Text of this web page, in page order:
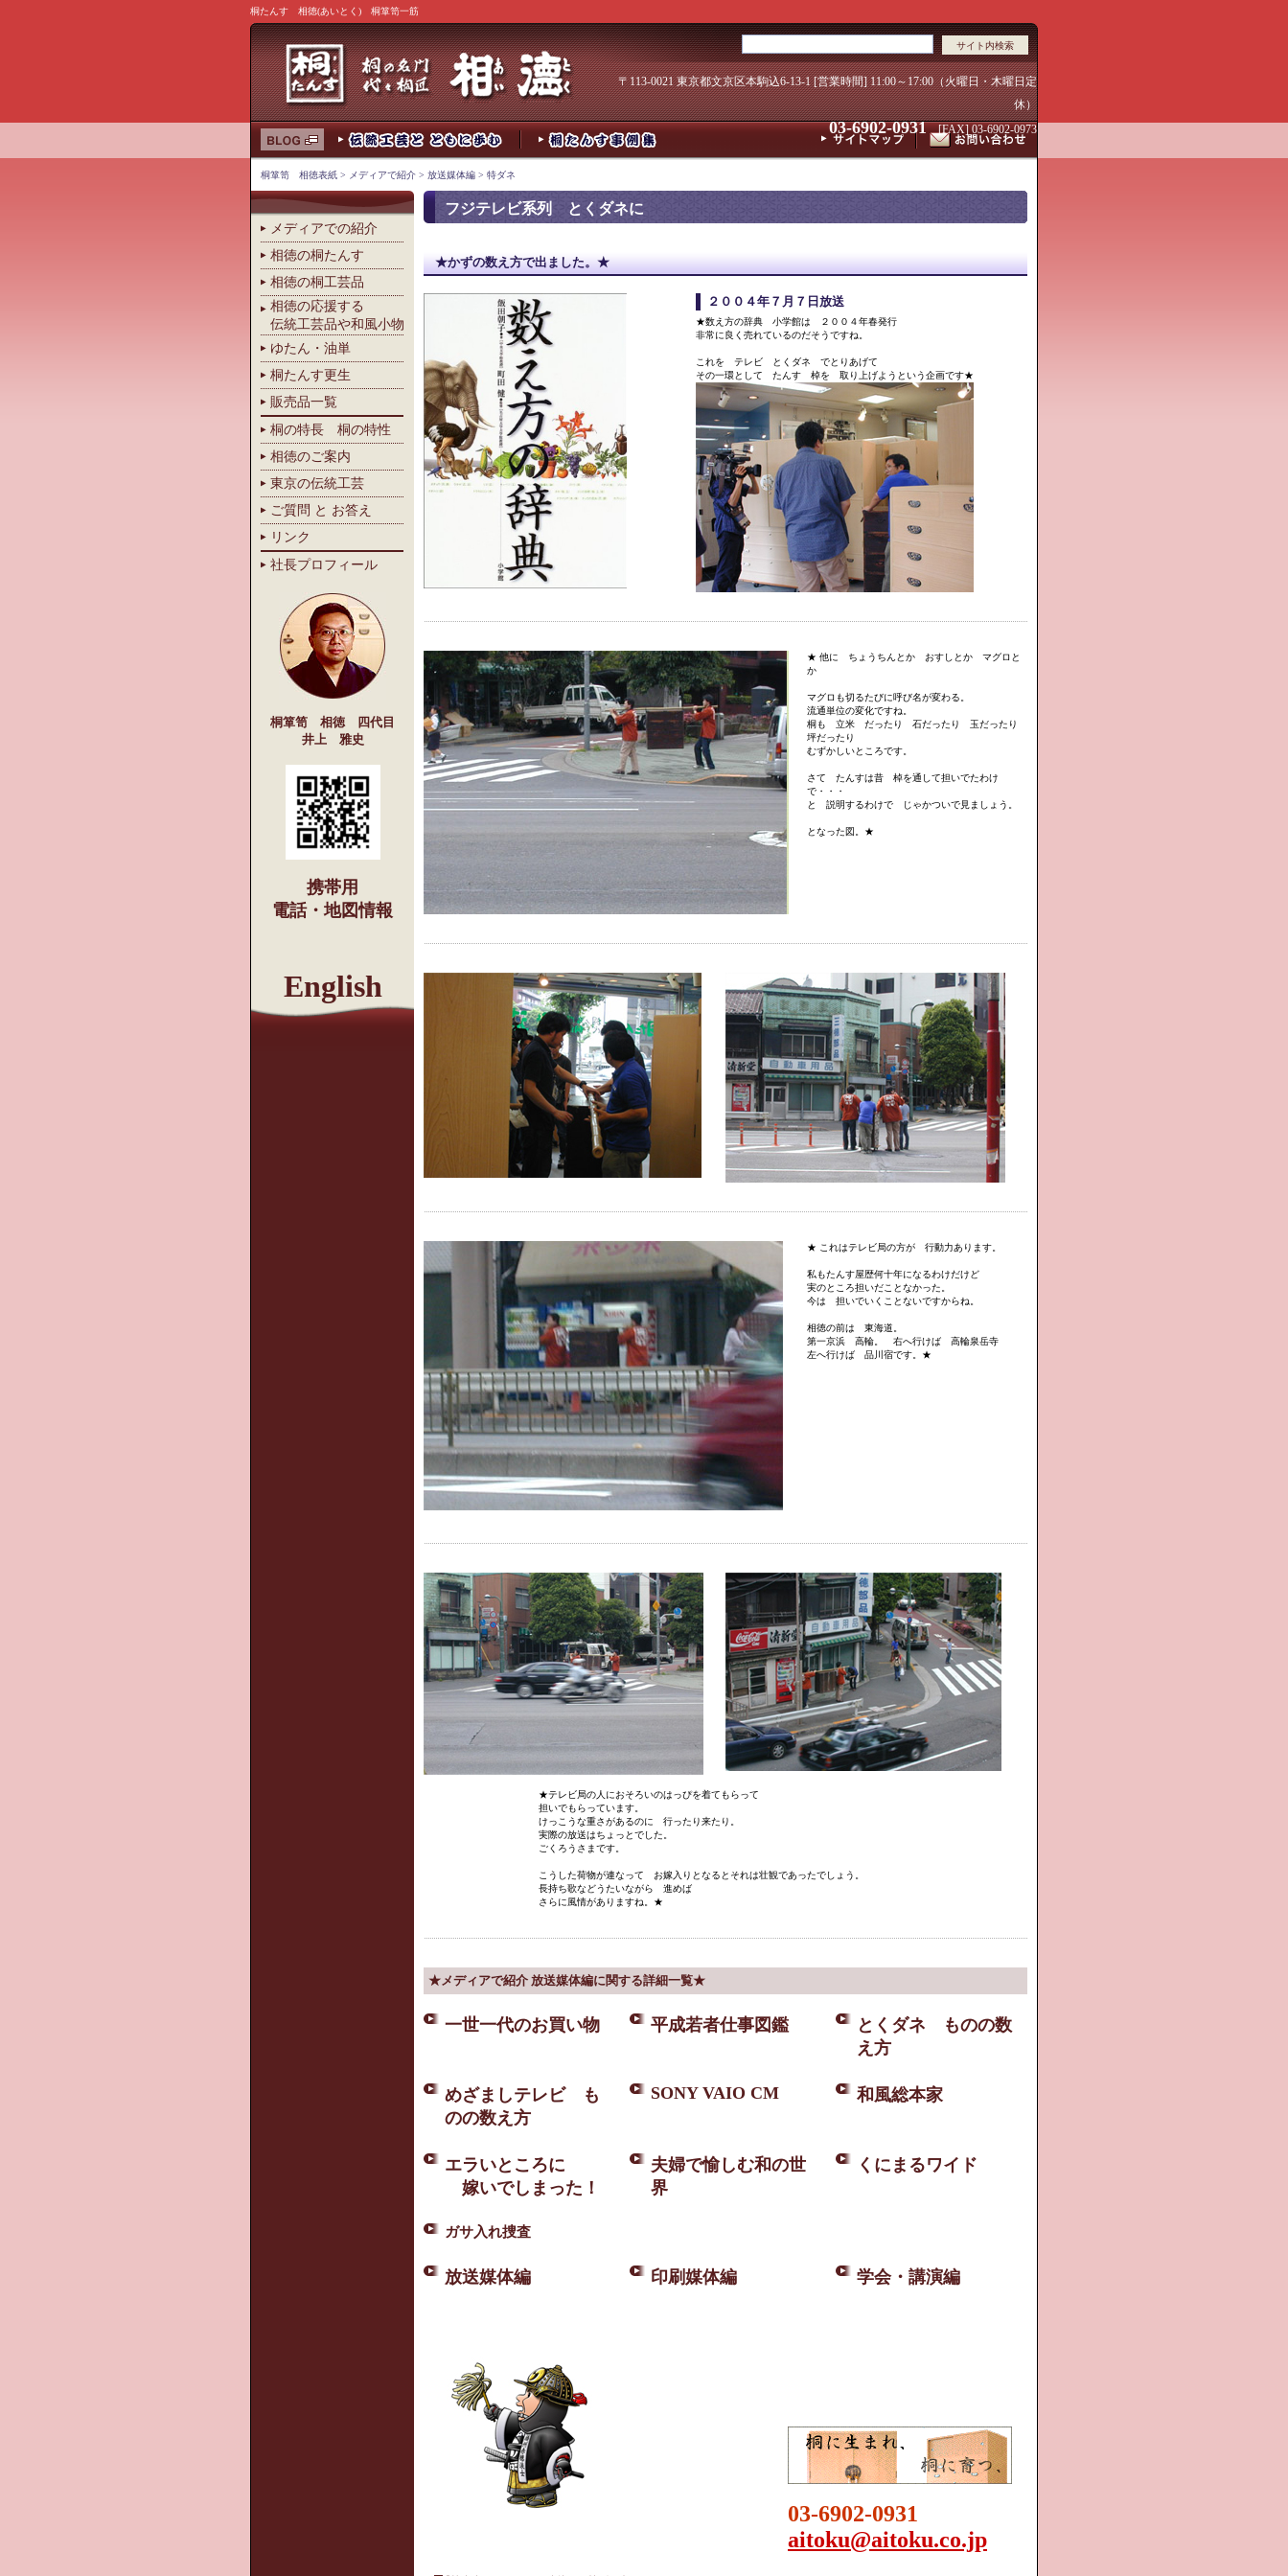
桐たんす 相徳(あいとく) 桐箪笥一筋
〒113-0021 東京都文京区本駒込6-13-1 [営業時間] 11:00～17:00（火曜日・木曜日定
休）
03-6902-0931[FAX] 03-6902-0973
桐箪笥 相徳表紙 > メディアで紹介 > 放送媒体編 > 特ダネ
メディアでの紹介
相徳の桐たんす
相徳の桐工芸品
相徳の応援する
伝統工芸品や和風小物
ゆたん・油単
桐たんす更生
販売品一覧
桐の特長 桐の特性
相徳のご案内
東京の伝統工芸
ご質問 と お答え
リンク
社長プロフィール
桐箪笥 相徳 四代目
井上 雅史
携帯用
電話・地図情報
English
フジテレビ系列 とくダネに
★かずの数え方で出ました。★
２００４年７月７日放送
★数え方の辞典 小学館は ２００４年春発行
非常に良く売れているのだそうですね。
これを テレビ とくダネ でとりあげて
その一環として たんす 棹を 取り上げようという企画です★
★ 他に ちょうちんとか おすしとか マグロと
か
マグロも切るたびに呼び名が変わる。
流通単位の変化ですね。
桐も 立米 だったり 石だったり 玉だったり
坪だったり
むずかしいところです。
さて たんすは昔 棹を通して担いでたわけ
で・・・
と 説明するわけで じゃかついで見ましょう。
となった図。★
★ これはテレビ局の方が 行動力あります。
私もたんす屋歴何十年になるわけだけど
実のところ担いだことなかった。
今は 担いでいくことないですからね。
相徳の前は 東海道。
第一京浜 高輪。 右へ行けば 高輪泉岳寺
左へ行けば 品川宿です。★
★テレビ局の人におそろいのはっぴを着てもらって
担いでもらっています。
けっこうな重さがあるのに 行ったり来たり。
実際の放送はちょっとでした。
ごくろうさまです。
こうした荷物が連なって お嫁入りとなるとそれは壮観であったでしょう。
長持ち歌などうたいながら 進めば
さらに風情がありますね。★
★メディアで紹介 放送媒体編に関する詳細一覧★
一世一代のお買い物 平成若者仕事図鑑
とくダネ ものの数
え方
めざましテレビ も
のの数え方
SONY VAIO CM 和風総本家
エラいところに
嫁いでしまった！
夫婦で愉しむ和の世
界
くにまるワイド
ガサ入れ捜査
放送媒体編 印刷媒体編 学会・講演編
03-6902-0931
aitoku@aitoku.co.jp